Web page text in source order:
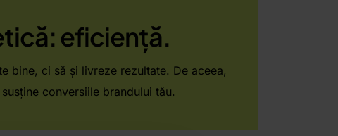
eficiență.
bine, ci să și livreze rezultate. De aceea,
conversiile brandului tău.